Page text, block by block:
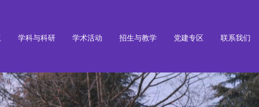
学科与科研 学术活动 招生与教学 党建专区 联系我们